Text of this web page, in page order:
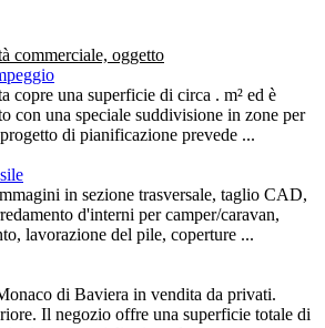
commerciale, oggetto
copre una superficie di circa . m² ed è
con una speciale suddivisione in zone per
di pianificazione prevede ...
in sezione trasversale, taglio CAD,
d'interni per camper/caravan,
lavorazione del pile, coperture ...
di Baviera in vendita da privati.
Il negozio offre una superficie totale di